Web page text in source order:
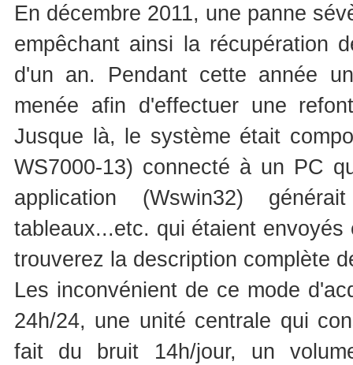
En décembre 2011, une panne
empêchant ainsi la récupération
d'un an. Pendant cette année
menée afin d'effectuer une
Jusque là, le système était
WS7000-13) connecté à un PC
application (Wswin32)
tableaux...etc. qui étaient
trouverez la description complète
Les inconvénient de ce mode
24h/24, une unité centrale qui
fait du bruit 14h/jour, un